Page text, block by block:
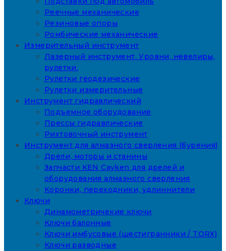
Реечные механические
Резиновые опоры
Ромбические механические
Измерительный инструмент
Лазерный инструмент. Уровни, невелиры,
рулетки.
Рулетки геодезические
Рулетки измерительные
Инструмент гидравлический
Подъемное оборудование
Прессы гидравлические
Рихтовочный инструмент
Инструмент для алмазного сверления (бурения)
Дрели, моторы и станины
Запчасти KEN Cayken для дрелей и
оборудования алмазного сверления
Коронки, переходники, удлиннители
Ключи
Динамометричекие ключи
Ключи балонные
Ключи имбусовые (шестигранники / TORX)
Ключи разводные